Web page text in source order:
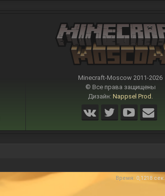
Minecraft-Moscow 2011-2026
© Все права защищены
Дизайн: Nappsel Prod.
Время: 0,1218 сек.